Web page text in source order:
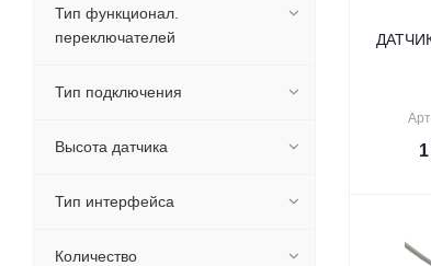
Тип функционал.
переключателей
Тип подключения
Высота датчика
Тип интерфейса
Количество